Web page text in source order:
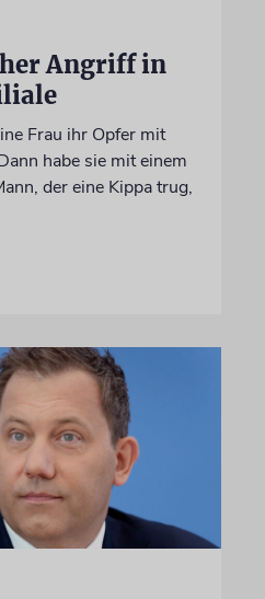
Angriff in
Frau ihr Opfer mit
habe sie mit einem
der eine Kippa trug,